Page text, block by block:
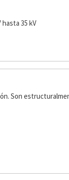
hasta 35 kV
Son